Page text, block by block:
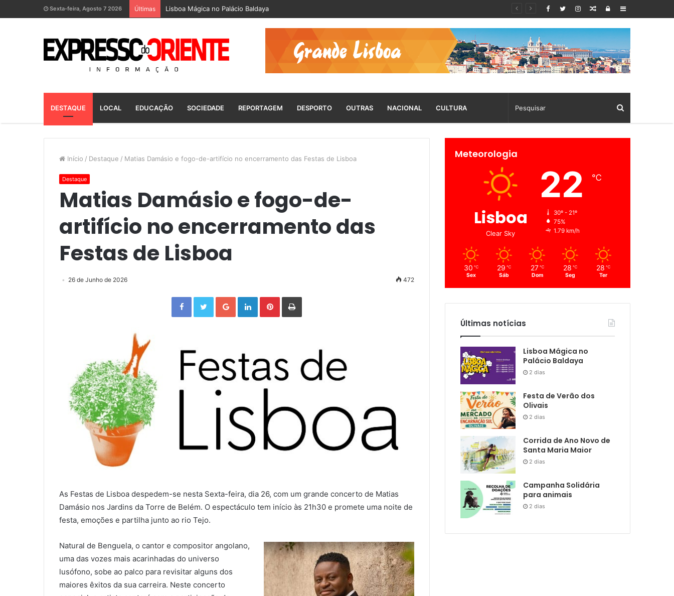
Sexta-feira, Agosto 7 2026 Últimas Lisboa Mágica no Palácio Baldaya Sidebar
Log
Random
DESTAQUE LOCAL EDUCAÇÃO SOCIEDADE REPORTAGEM DESPORTO OUTRAS NACIONAL CULTURA
Início / Destaque / Matias Damásio e fogo-de-artifício no encerramento das Festas de Lisboa
Destaque
Matias Damásio e fogo-de-
artifício no encerramento das
Festas de Lisboa
26 de Junho de 2026 472
Facebook Twitter Google+ LinkedIn Pinterest
As Festas de Lisboa despedem-se nesta Sexta-feira, dia 26, com um grande concerto de Matias
Damásio nos Jardins da Torre de Belém. O espectáculo tem início às 21h30 e promete uma noite de
festa, emoções e partilha junto ao rio Tejo.
Natural de Benguela, o cantor e compositor angolano,
uma das vozes mais acarinhadas do universo
lusófono, sobe ao palco para revisitar alguns dos
maiores êxitos da sua carreira. Neste concerto
Meteorologia
Lisboa
Clear Sky
22 ℃
30º - 21º
75%
1.79 km/h
30 ℃
Sex
29 ℃
Sáb
27 ℃
Dom
28 ℃
Seg
28 ℃
Ter
Últimas notícias
Lisboa Mágica no
Palácio Baldaya
2 dias
Festa de Verão dos
Olivais
2 dias
Corrida de Ano Novo de
Santa Maria Maior
2 dias
Campanha Solidária
para animais
2 dias